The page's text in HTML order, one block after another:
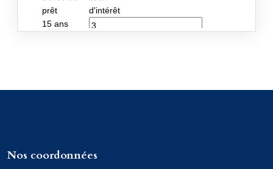
Nos coordonnées